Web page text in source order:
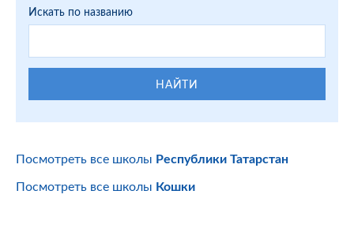
Искать по названию
НАЙТИ
Посмотреть все школы Республики Татарстан
Посмотреть все школы Кошки